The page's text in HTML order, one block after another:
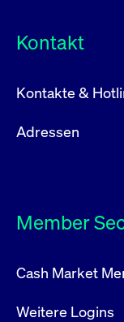
Kontakt
Kontakte &
Adressen
Member
Cash Market
Weitere Logins